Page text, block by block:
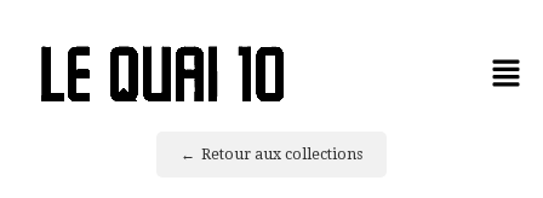
Retour aux collections